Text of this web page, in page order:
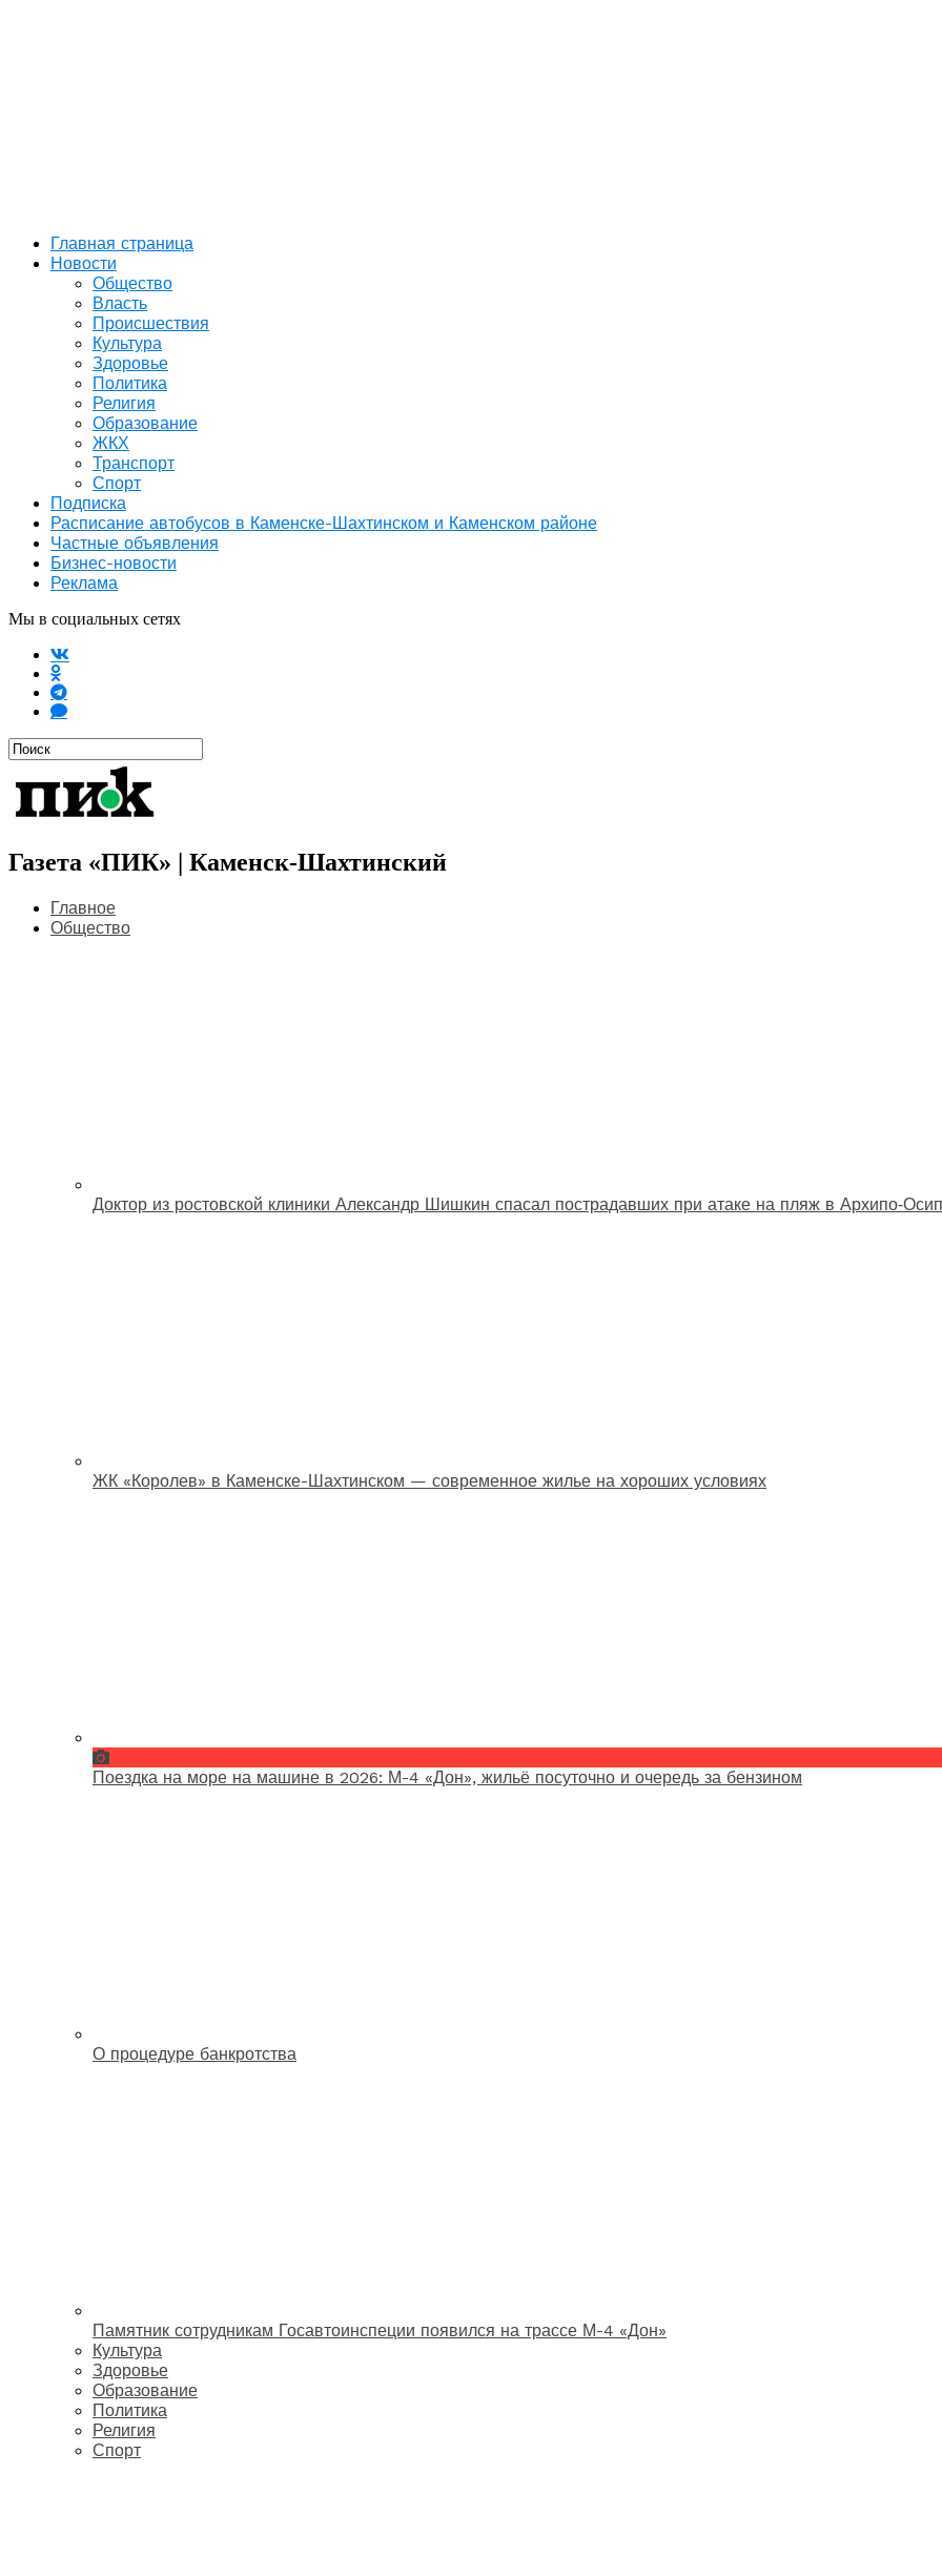
Главная страница
Новости
Общество
Власть
Происшествия
Культура
Здоровье
Политика
Религия
Образование
ЖКХ
Транспорт
Спорт
Подписка
Расписание автобусов в Каменске-Шахтинском и Каменском районе
Частные объявления
Бизнес-новости
Реклама
Мы в социальных сетях
Газета «ПИК» | Каменск-Шахтинский
Главное
Общество
Доктор из ростовской клиники Александр Шишкин спасал пострадавших при атаке на пляж в
ЖК «Королев» в Каменске-Шахтинском — современное жилье на хороших условиях
Поездка на море на машине в 2026: М-4 «Дон», жильё посуточно и очередь за бензином
О процедуре банкротства
Памятник сотрудникам Госавтоинспеции появился на трассе М-4 «Дон»
Культура
Здоровье
Образование
Политика
Религия
Спорт